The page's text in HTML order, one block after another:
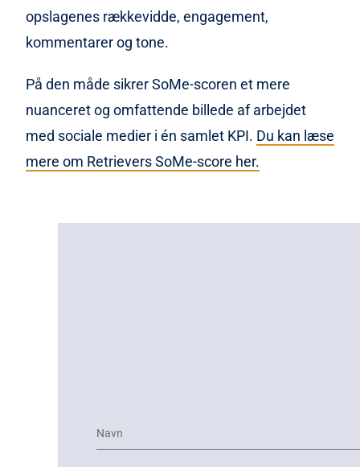
opslagenes rækkevidde, engagement,
kommentarer og tone.
På den måde sikrer SoMe-scoren et mere
nuanceret og omfattende billede af arbejdet
med sociale medier i én samlet KPI. Du kan læse
mere om Retrievers SoMe-score her.